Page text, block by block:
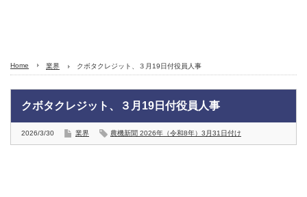
Home 業界 クボタクレジット、３月19日付役員人事
クボタクレジット、３月19日付役員人事
2026/3/30 業界 農機新聞 2026年（令和8年）3月31日付け